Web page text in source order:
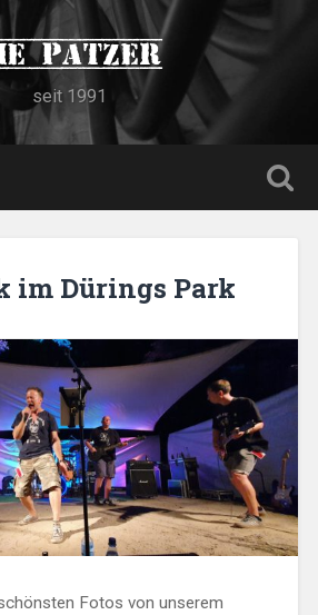
Patzer
seit 1991
im Dürings Park
Fotos von unserem